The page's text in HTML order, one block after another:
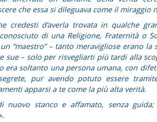
che essa si dileguava come il miraggio
credesti d’averla trovata in qualche
di una Religione, Fraternità o
“maestro” – tanto meravigliose erano la
sue – solo per risvegliarti più tardi alla
era soltanto una persona umana, con
pur avendo potuto essere
apparsi a te come la più alta verità.
nuovo stanco e affamato, senza